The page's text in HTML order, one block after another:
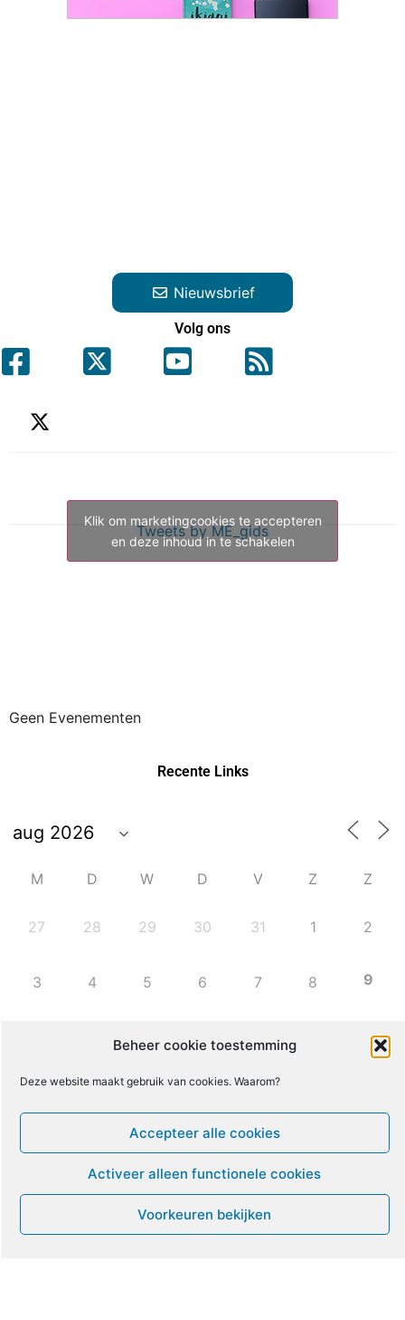
Beheer cookie toestemming
Deze website maakt gebruik van cookies. Waarom?
Accepteer alle cookies
Activeer alleen functionele cookies
Voorkeuren bekijken
Nieuwsbrief
Volg ons
Tweets by ME_gids
Klik om marketingcookies te accepteren
en deze inhoud in te schakelen
Geen Evenementen
Recente Links
M D W D V Z Z
27 28 29 30 31 1 2
3 4 5 6 7 8 9
13 16
24 25 26 27 28 29 30